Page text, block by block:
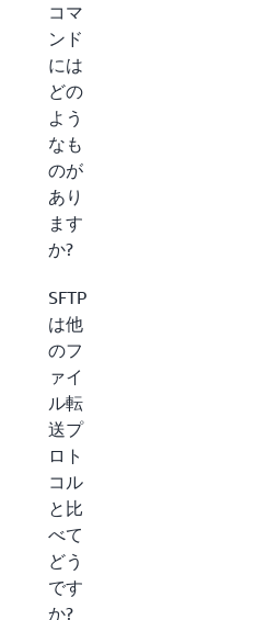
コマ
ンド
には
どの
よう
なも
のが
あり
ます
か?
SFTP
は他
のフ
ァイ
ル転
送プ
ロト
コル
と比
べて
どう
です
か?